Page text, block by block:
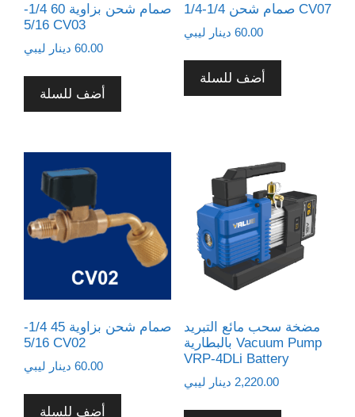
صمام شحن بزاوية 60 1/4-
5/16 CV03
60.00 دينار ليبي
أضف للسلة
صمام شحن 1/4-1/4 CV07
60.00 دينار ليبي
أضف للسلة
صمام شحن بزاوية 45 1/4-
5/16 CV02
60.00 دينار ليبي
أضف للسلة
مضخة سحب مائع التبريد
بالبطارية Vacuum Pump
VRP-4DLi Battery
2,220.00 دينار ليبي